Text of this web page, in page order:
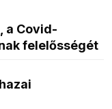
a Covid-
felelősségét